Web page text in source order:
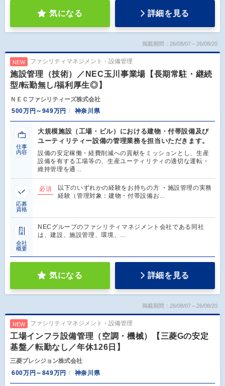
気になる 詳細を見る
掲載期間：26/08/07～26/08/20
NEW ファシリティマネジメント・設備管理
施設管理（技術）／NEC玉川事業場【長期常駐・継続
型/転勤無し/福利厚生◎】
ＮＥＣファシリティーズ株式会社
500万円～949万円
神奈川県
仕事
内容
大規模施設（工場・ビル）における建物・付帯設備及び
ユーティリティー設備の管理業務を担当いただきます。
設備の安定稼働・経費削減への貢献をミッションとし、生産
設備を有する工場等の、生産ユーティリティの適切な運転・
維持管理を通…
応募
資格
必須
以下のいずれかの経験をお持ちの方 ・施設管理の実務
経験（管理対象：建物・付帯設備お…
会社
概要
NECグループのファシリティマネジメント会社である同社
は、建設、施設管理、環境、…
気になる 詳細を見る
掲載期間：26/08/07～26/08/20
NEW ファシリティマネジメント・設備管理
工場インフラ設備管理（空調・機械）【三菱Gの安定
基盤／転勤なし／年休126日】
三菱プレシジョン株式会社
600万円～849万円
神奈川県